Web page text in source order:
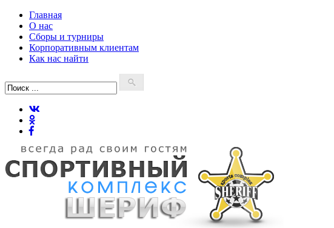
Главная
О нас
Сборы и турниры
Корпоративным клиентам
Как нас найти